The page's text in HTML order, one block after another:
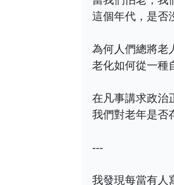
這個年代，是否
為何人們總將老
老化如何從一種
在凡事講求政治
我們對老年是否
---
我發現每當有人